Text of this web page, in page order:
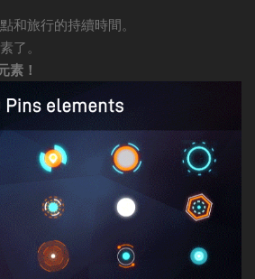
和旅行的持續時間。
了。
素！